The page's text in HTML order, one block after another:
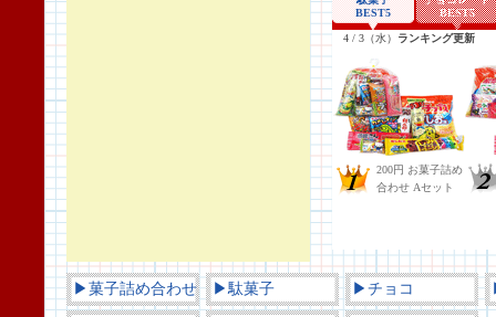
▶菓子詰め合わせ ▶駄菓子 ▶チョコ